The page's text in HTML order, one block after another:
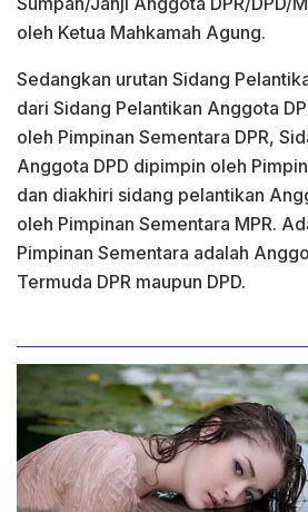
oleh Ketua Mahkamah Agung.
Sedangkan urutan Sidang
dari Sidang Pelantikan Anggota
oleh Pimpinan Sementara DPR,
Anggota DPD dipimpin oleh
dan diakhiri sidang pelantikan
oleh Pimpinan Sementara MPR.
Pimpinan Sementara adalah
Termuda DPR maupun DPD.